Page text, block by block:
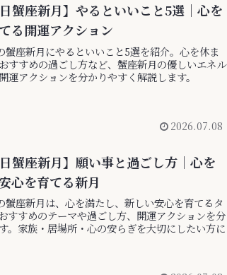
蟹座新月】やるといいこと5選｜心を
る開運アクション
蟹座新月にやるといいこと5選を紹介。心を休ま
すすめの過ごし方など、蟹座新月の優しいエネル
運アクションを分かりやすく解説します。
2026.07.08
蟹座新月】願い事と過ごし方｜心を
心を育てる新月
蟹座新月は、心を満たし、新しい安心を育てるタ
すすめのテーマや過ごし方、開運アクションを分
。家族・居場所・心の安らぎを大切にしたい方に